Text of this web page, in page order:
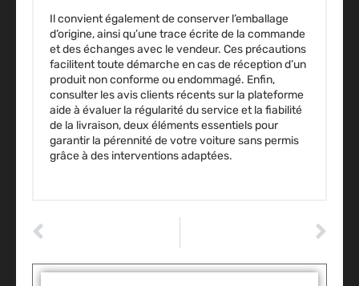
Il convient également de conserver l’emballage
d’origine, ainsi qu’une trace écrite de la commande
et des échanges avec le vendeur. Ces précautions
facilitent toute démarche en cas de réception d’un
produit non conforme ou endommagé. Enfin,
consulter lesavis clients récents sur la plateforme
aide à évaluer la régularité du service et la fiabilité
de la livraison, deux éléments essentiels pour
garantir la pérennité de votre voiture sans permis
grâce à des interventions adaptées.